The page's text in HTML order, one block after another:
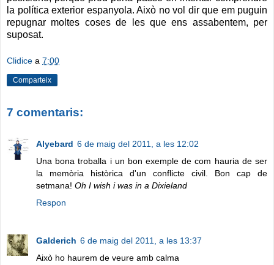
la política exterior espanyola. Això no vol dir que em puguin
repugnar moltes coses de les que ens assabentem, per
suposat.
Clidice a 7:00
Comparteix
7 comentaris:
Alyebard 6 de maig del 2011, a les 12:02
Una bona troballa i un bon exemple de com hauria de ser
la memòria històrica d'un conflicte civil. Bon cap de
setmana! Oh I wish i was in a Dixieland
Respon
Galderich 6 de maig del 2011, a les 13:37
Això ho haurem de veure amb calma